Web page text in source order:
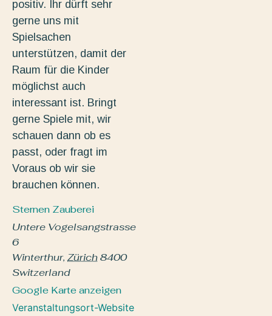
positiv. Ihr dürft sehr
gerne uns mit
Spielsachen
unterstützen, damit der
Raum für die Kinder
möglichst auch
interessant ist. Bringt
gerne Spiele mit, wir
schauen dann ob es
passt, oder fragt im
Voraus ob wir sie
brauchen können.
Sternen Zauberei
Untere Vogelsangstrasse
6
Winterthur, Zürich8400
Switzerland
Google Karte anzeigen
Veranstaltungsort-Website